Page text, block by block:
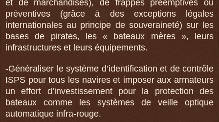
et de marchandises), de frappes préemptives ou
préventives (grâce à des exceptions légales
internationales au principe de souveraineté) sur les
bases de pirates, les « bateaux mères », leurs
infrastructures et leurs équipements.
-Généraliser le système d’identification et de contrôle
ISPS pour tous les navires et imposer aux armateurs
un effort d’investissement pour la protection des
bateaux comme les systèmes de veille optique
automatique infra-rouge.